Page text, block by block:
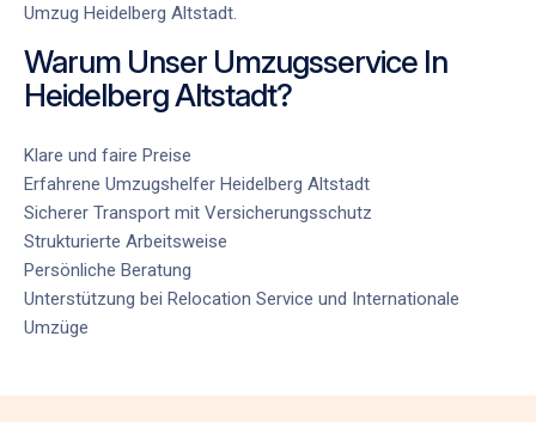
Umzug Heidelberg Altstadt.
Warum Unser Umzugsservice In
Heidelberg Altstadt?
Klare und faire Preise
Erfahrene Umzugshelfer Heidelberg Altstadt
Sicherer Transport mit Versicherungsschutz
Strukturierte Arbeitsweise
Persönliche Beratung
Unterstützung bei Relocation Service und Internationale
Umzüge